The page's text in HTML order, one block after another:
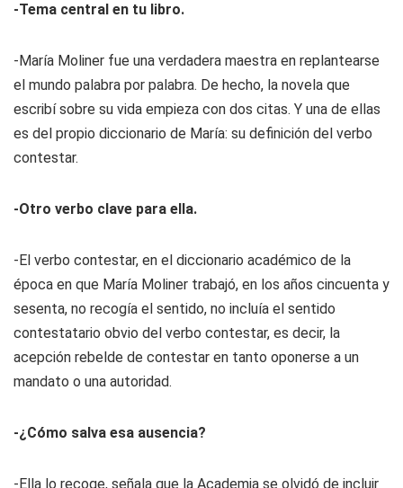
-Tema central en tu libro.
-María Moliner fue una verdadera maestra en replantearse
el mundo palabra por palabra. De hecho, la novela que
escribí sobre su vida empieza con dos citas. Y una de ellas
es del propio diccionario de María: su definición del verbo
contestar.
-Otro verbo clave para ella.
-El verbo contestar, en el diccionario académico de la
época en que María Moliner trabajó, en los años cincuenta y
sesenta, no recogía el sentido, no incluía el sentido
contestatario obvio del verbo contestar, es decir, la
acepción rebelde de contestar en tanto oponerse a un
mandato o una autoridad.
-¿Cómo salva esa ausencia?
-Ella lo recoge, señala que la Academia se olvidó de incluir